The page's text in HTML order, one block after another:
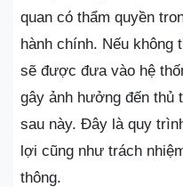
quan có thẩm quyền
hành chính. Nếu không
sẽ được đưa vào hệ
gây ảnh hưởng đến thủ
sau này. Đây là quy
lợi cũng như trách
thông.